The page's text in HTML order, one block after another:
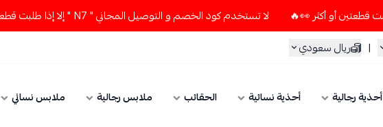
لا تستخدم كود الخصم و التوصيل المجاني " N7 " إلا إذا طلبت قطعتين أو أكثر 👀🔥
| ريال سعودي
أحذية رجالية أحذية نسائية الحقائب ملابس رجالية ملابس نسائي